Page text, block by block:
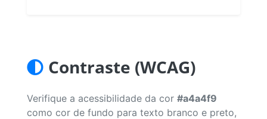
Contraste (WCAG)
Verifique a acessibilidade da cor #a4a4f9
como cor de fundo para texto branco e preto,